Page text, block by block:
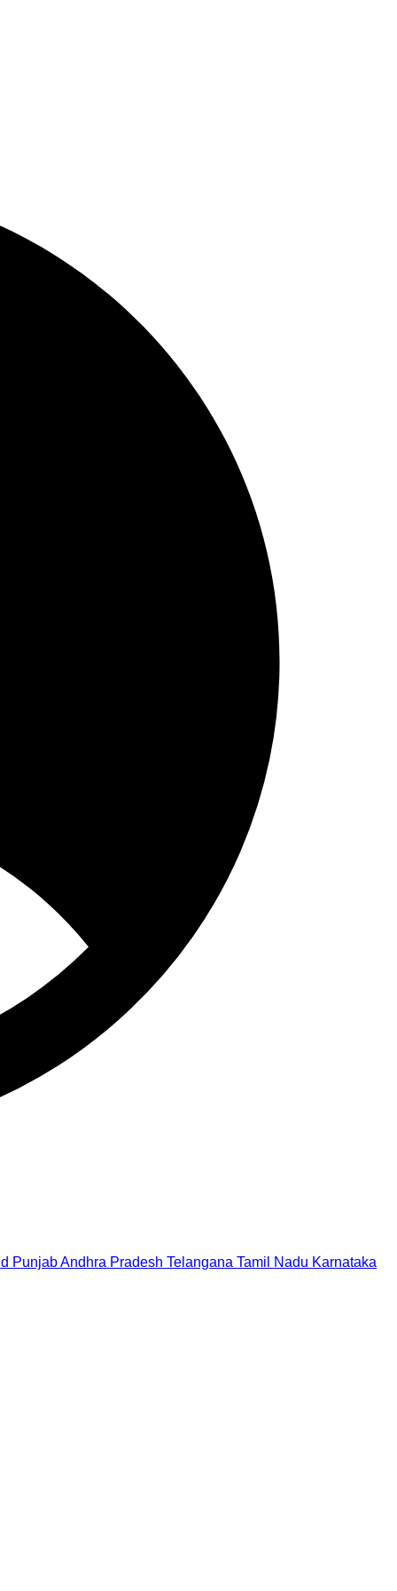
PunjabAndhra Pradesh Telangana Tamil Nadu Karnataka